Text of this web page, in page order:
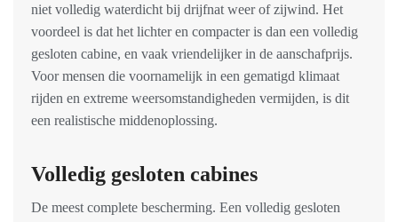
niet volledig waterdicht bij drijfnat weer of zijwind. Het
voordeel is dat het lichter en compacter is dan een volledig
gesloten cabine, en vaak vriendelijker in de aanschafprijs.
Voor mensen die voornamelijk in een gematigd klimaat
rijden en extreme weersomstandigheden vermijden, is dit
een realistische middenoplossing.
Volledig gesloten cabines
De meest complete bescherming. Een volledig gesloten